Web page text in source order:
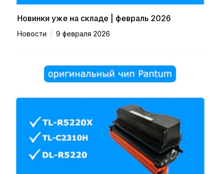
Новинки уже на складе | февраль 2026
Новости / 9 февраля 2026